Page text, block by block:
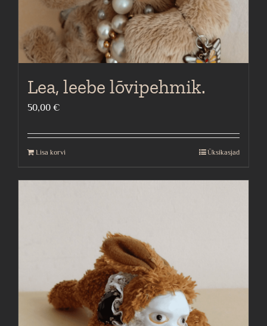
product
page
Lea, leebe lõvipehmik.
50,00 €
Lisa korvi Üksikasjad